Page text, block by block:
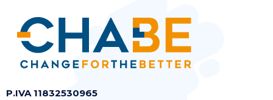
P.IVA 11832530965